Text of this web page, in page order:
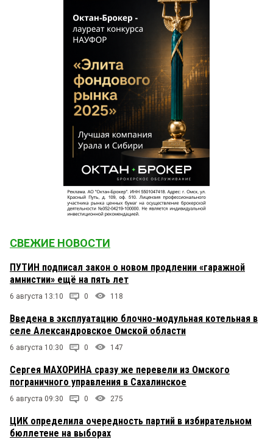
СВЕЖИЕ НОВОСТИ
ПУТИН подписал закон о новом продлении «гаражной
амнистии» ещё на пять лет
6 августа 13:10 0 118
Введена в эксплуатацию блочно-модульная котельная в
селе Александровское Омской области
6 августа 10:30 0 147
Сергея МАХОРИНА сразу же перевели из Омского
пограничного управления в Сахалинское
6 августа 09:30 0 275
ЦИК определила очередность партий в избирательном
бюллетене на выборах